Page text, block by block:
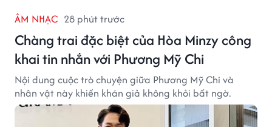
ÂM NHẠC 28 phút trước
Chàng trai đặc biệt của Hòa Minzy công
khai tin nhắn với Phương Mỹ Chi
Nội dung cuộc trò chuyện giữa Phương Mỹ Chi và
nhân vật này khiến khán giả không khỏi bất ngờ.